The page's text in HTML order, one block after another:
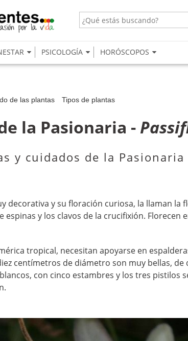
PSICOLOGÍA HORÓSCOPOS
de las plantas Tipos de plantas
la Pasionaria -
y cuidados de la
decorativa y su floración curiosa, la llaman la
espinas y los clavos de la crucifixión. Florecen
tropical, necesitan apoyarse en
centímetros de diámetro son muy bellas,
con cinco estambres y los tres pistilos